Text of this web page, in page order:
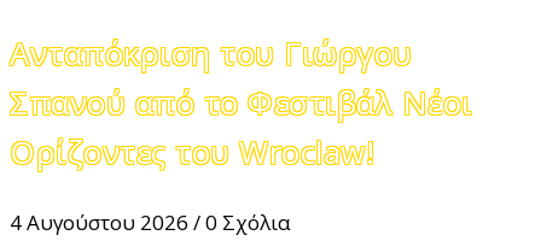
Ανταπόκριση του Γιώργου
Σπανού από το Φεστιβάλ Νέοι
Ορίζοντες του Wroclaw!
4 Αυγούστου 2026 /0 Σχόλια